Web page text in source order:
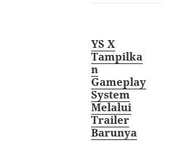
YS X
Tampilka
n
Gameplay
System
Melalui
Trailer
Barunya